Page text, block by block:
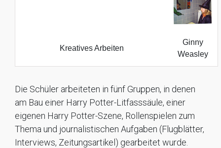
Kreatives Arbeiten
Ginny
Weasley
Die Schüler arbeiteten in fünf Gruppen, in denen
am Bau einer Harry Potter-Litfasssäule, einer
eigenen Harry Potter-Szene, Rollenspielen zum
Thema und journalistischen Aufgaben (Flugblätter,
Interviews, Zeitungsartikel) gearbeitet wurde.